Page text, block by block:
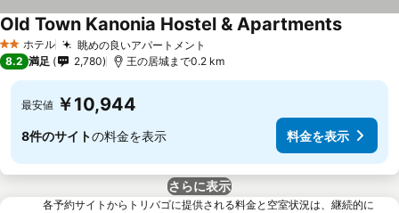
2 ホテルのランク
ホテル 眺めの良いアパートメント
Old Town Kanonia Hostel & Apartments料金を
8.2 満足 2,780 王の居城まで0.2 km
最安値 ￥10,944
8件のサイトの料金を表示 料金を表示
さらに表示
各予約サイトからトリバゴに提供される料金と空室状況は、継続的に